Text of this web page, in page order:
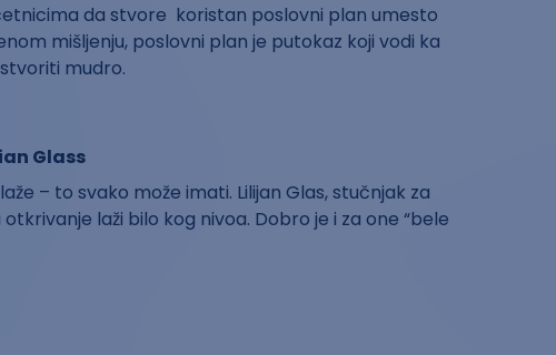
da stvore koristan poslovni plan umesto
mišljenju, poslovni plan je putokaz koji vodi ka
mudro.
Glass
– to svako može imati. Lilijan Glas, stučnjak za
laži bilo kog nivoa. Dobro je i za one “bele